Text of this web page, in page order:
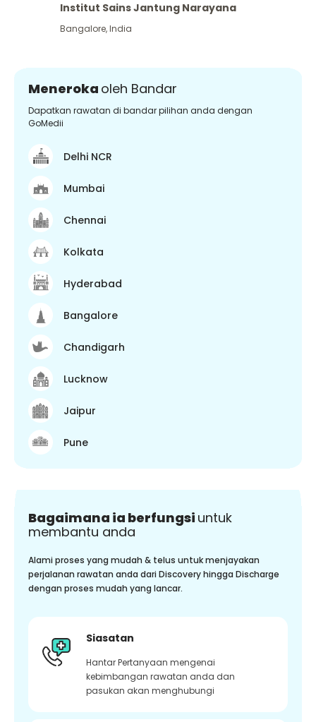
Institut Sains Jantung Narayana
Bangalore,India
Meneroka oleh Bandar
Dapatkan rawatan di bandar pilihan anda dengan
GoMedii
Delhi NCR
Mumbai
Chennai
Kolkata
Hyderabad
Bangalore
Chandigarh
Lucknow
Jaipur
Pune
Bagaimana ia berfungsi untuk
membantu anda
Alami proses yang mudah & telus untuk menjayakan
perjalanan rawatan anda dari Discovery hingga Discharge
dengan proses mudah yang lancar.
Siasatan
Hantar Pertanyaan mengenai
kebimbangan rawatan anda dan
pasukan akan menghubungi